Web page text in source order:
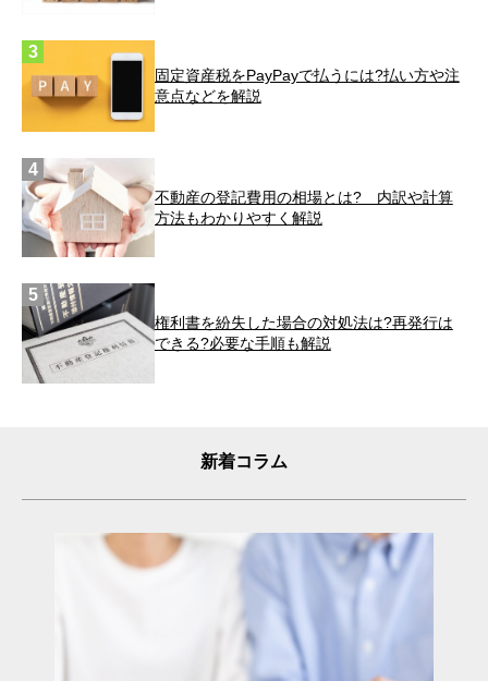
固定資産税をPayPayで払うには?払い方や注
意点などを解説
不動産の登記費用の相場とは? 内訳や計算
方法もわかりやすく解説
権利書を紛失した場合の対処法は?再発行は
できる?必要な手順も解説
新着コラム